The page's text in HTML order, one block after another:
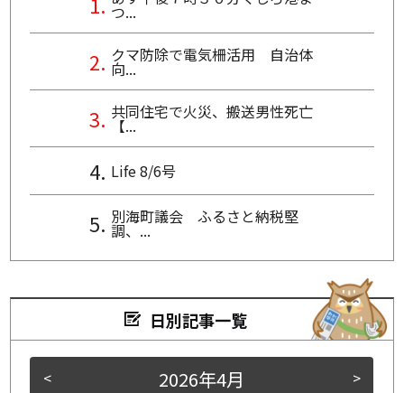
つ...
クマ防除で電気柵活用 自治体
向...
共同住宅で火災、搬送男性死亡
【...
Life 8/6号
別海町議会 ふるさと納税堅
調、...
日別記事一覧
< >
2026年4月